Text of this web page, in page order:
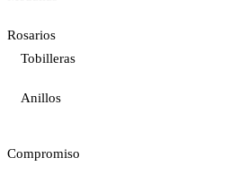
Rosarios
Tobilleras
Anillos
Compromiso